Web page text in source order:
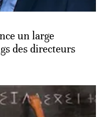
un large
des directeurs